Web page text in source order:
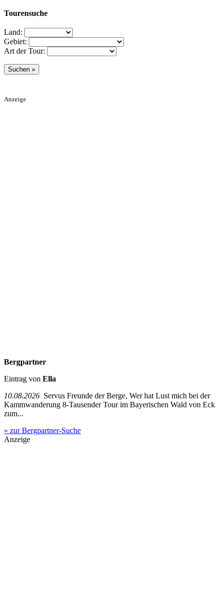
Tourensuche
Land:
Gebiet:
Art der Tour:
Anzeige
Bergpartner
Eintrag von Ella
10.08.2026 Servus Freunde der Berge, Wer hat Lust mich bei der
Kammwanderung 8-Tausender Tour im Bayerischen Wald von Eck
zum...
» zur Bergpartner-Suche
Anzeige